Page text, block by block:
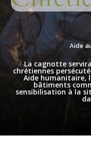
Aide
La cagnotte
chrétiennes
Aide humanitaire,
bâtiments
sensibilisation à la